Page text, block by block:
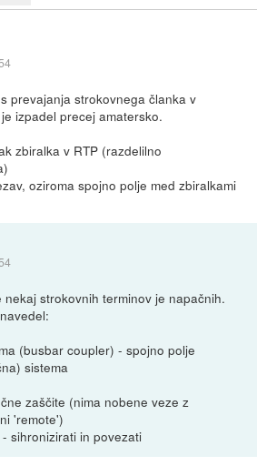
prevajanja strokovnega članka v
izpadel precej amatersko.
zbiralka v RTP (razdelilno
oziroma spojno polje med zbiralkami
strokovnih terminov je napačnih.
(busbar coupler) - spojno polje
sistema
zaščite (nima nobene veze z
'remote')
sihronizirati in povezati